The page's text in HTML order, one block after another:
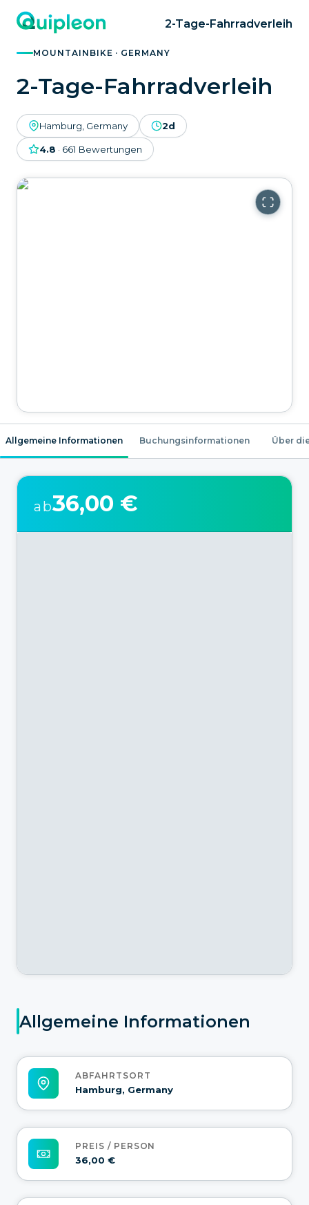
2-Tage-Fahrradverleih
MOUNTAINBIKE · GERMANY
2-Tage-Fahrradverleih
Hamburg, Germany 2d
4.8 · 661 Bewertungen
Allgemeine Informationen Buchungsinformationen Über
Allgemeine Informationen
ABFAHRTSORT
Hamburg, Germany
PREIS / PERSON
36,00 €
ab36,00 €